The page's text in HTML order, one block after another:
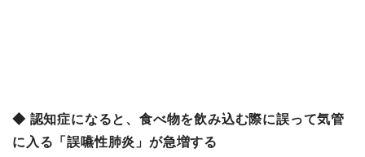
◆ 認知症になると、食べ物を飲み込む際に誤って気管
に入る「誤嚥性肺炎」が急増する